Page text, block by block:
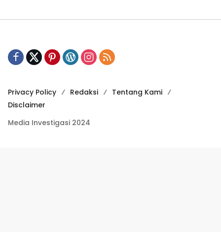
Privacy Policy Redaksi
Tentang Kami
Disclaimer
Media Investigasi 2024